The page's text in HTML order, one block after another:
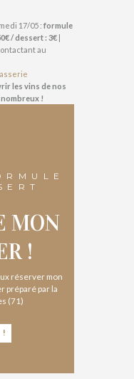
17/05 : formule
/ dessert : 3€ |
au
les vins de nos
!
MON
!
réserver mon
préparé par la
(71)
!